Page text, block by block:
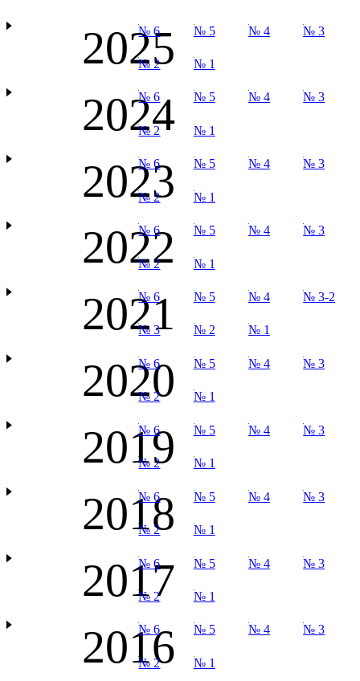
2025
№ 6 № 5 № 4 № 3
№ 2 № 1
2024
№ 6 № 5 № 4 № 3
№ 2 № 1
2023
№ 6 № 5 № 4 № 3
№ 2 № 1
2022
№ 6 № 5 № 4 № 3
№ 2 № 1
2021
№ 6 № 5 № 4 № 3-2
№ 3 № 2 № 1
2020
№ 6 № 5 № 4 № 3
№ 2 № 1
2019
№ 6 № 5 № 4 № 3
№ 2 № 1
2018
№ 6 № 5 № 4 № 3
№ 2 № 1
2017
№ 6 № 5 № 4 № 3
№ 2 № 1
2016
№ 6 № 5 № 4 № 3
№ 2 № 1